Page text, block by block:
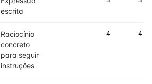
escrita
Raciocínio
concreto
para seguir
instruções
4 4